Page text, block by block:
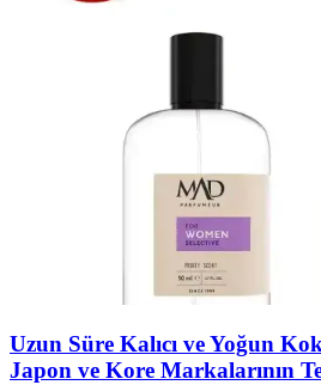
Uzun Süre Kalıcı ve Yoğun
Japon ve Kore Markalarının